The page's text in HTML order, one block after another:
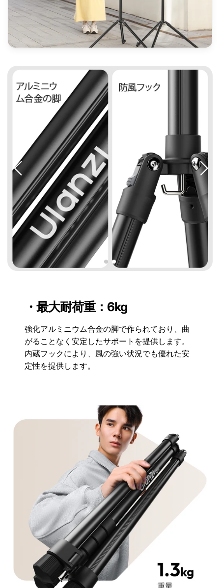
・最大耐荷重：6kg
強化アルミニウム合金の脚で作られており、曲
がることなく安定したサポートを提供します。
内蔵フックにより、風の強い状況でも優れた安
定性を提供します。